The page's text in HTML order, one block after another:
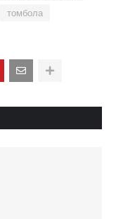
томбола